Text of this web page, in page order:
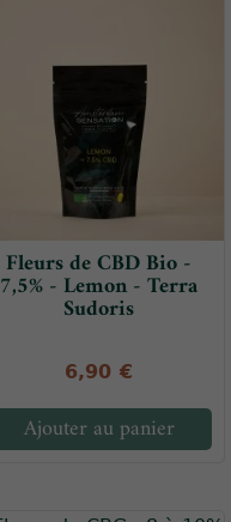
Fleurs de CBD Bio -
7,5% - Lemon - Terra
Sudoris
6,90 €
Ajouter au panier